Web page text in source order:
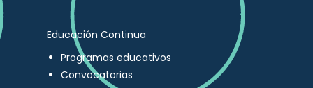
Educación Continua
Programas educativos
Convocatorias